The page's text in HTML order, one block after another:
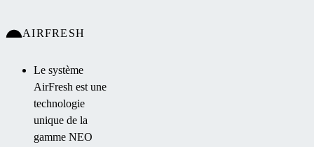
AIRFRESH
Le système
AirFresh est une
technologie
unique de la
gamme NEO